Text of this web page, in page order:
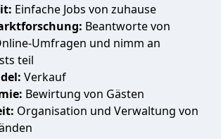
Einfache Jobs von zuhause
Beantworte von
Umfragen und nimm an
teil
Verkauf
Bewirtung von Gästen
Organisation und Verwaltung von